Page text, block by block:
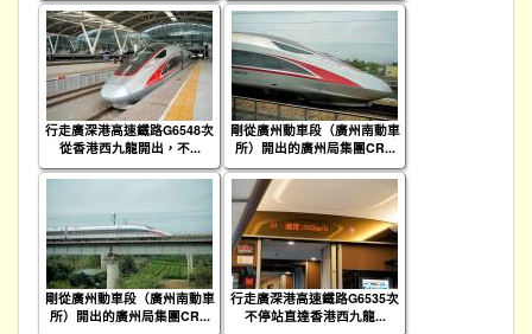
行走廣深港高速鐵路G6548次
從香港西九龍開出，不...
剛從廣州動車段（廣州南動車
所）開出的廣州局集團CR...
剛從廣州動車段（廣州南動車
所）開出的廣州局集團CR...
行走廣深港高速鐵路G6535次
不停站直達香港西九龍...